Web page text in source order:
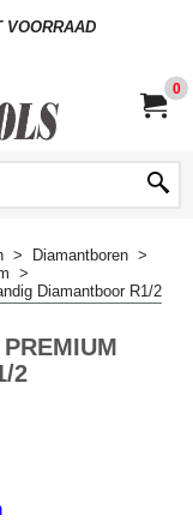
VOORRAAD
0
> Diamantboren >
>
Diamantboor R1/2
2